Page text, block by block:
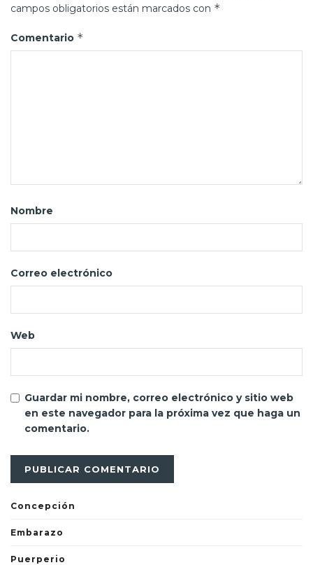
campos obligatorios están marcados con *
Comentario *
Nombre
Correo electrónico
Web
Guardar mi nombre, correo electrónico y sitio web
en este navegador para la próxima vez que haga un
comentario.
Concepción
Embarazo
Puerperio